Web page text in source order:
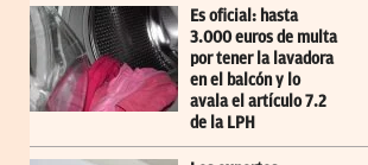
Es oficial: hasta
3.000 euros de multa
por tener la lavadora
en el balcón y lo
avala el artículo 7.2
de la LPH